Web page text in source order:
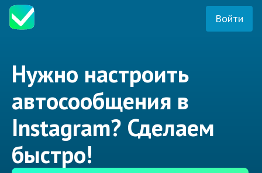
Войти
Нужно настроить
автосообщения в
Instagram? Сделаем
быстро!